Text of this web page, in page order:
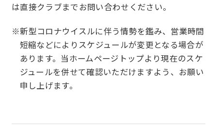
は直接クラブまでお問い合わせください。
※新型コロナウイスルに伴う情勢を鑑み、営業時間
短縮などによりスケジュールが変更となる場合が
あります。当ホームページトップより現在のスケ
ジュールを併せて確認いただけますよう、お願い
申し上げます。